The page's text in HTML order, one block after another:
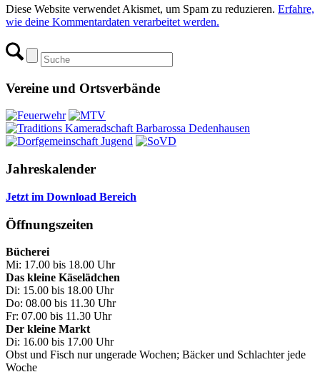
Diese Website verwendet Akismet, um Spam zu reduzieren. Erfahre,
wie deine Kommentardaten verarbeitet werden.
Vereine und Ortsverbände
Jahreskalender
Jetzt im Download Bereich
Öffnungszeiten
Bücherei
Mi: 17.00 bis 18.00 Uhr
Das kleine Käselädchen
Di: 15.00 bis 18.00 Uhr
Do: 08.00 bis 11.30 Uhr
Fr: 07.00 bis 11.30 Uhr
Der kleine Markt
Di: 16.00 bis 17.00 Uhr
Obst und Fisch nur ungerade Wochen; Bäcker und Schlachter jede
Woche